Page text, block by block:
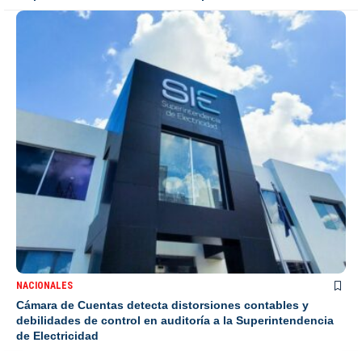
NACIONALES
Cámara de Cuentas detecta distorsiones contables y
debilidades de control en auditoría a la Superintendencia
de Electricidad